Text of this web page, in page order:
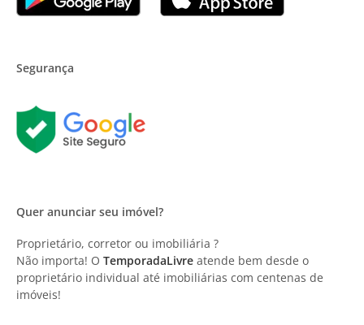
Segurança
Quer anunciar seu imóvel?
Proprietário, corretor ou imobiliária ?
Não importa! O TemporadaLivre atende bem desde o
proprietário individual até imobiliárias com centenas de
imóveis!